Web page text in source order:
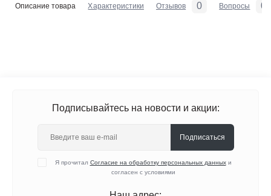
Описание товара Характеристики Отзывов 0 Вопросы 0
Подписывайтесь на новости и акции:
Подписаться
Я прочитал Согласие на обработку персональных данныхи
согласен с условиями